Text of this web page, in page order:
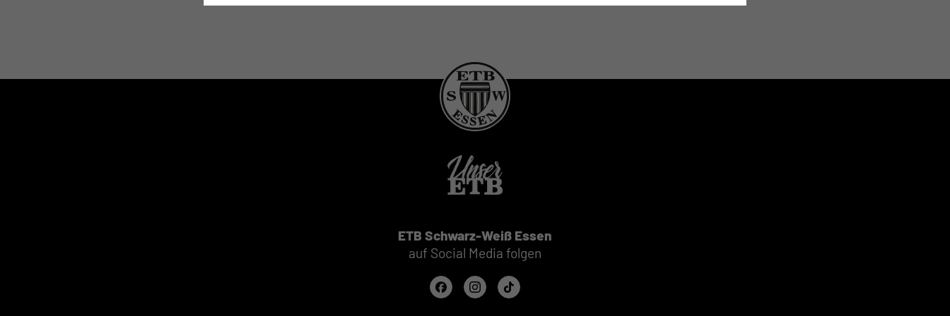
ETB Schwarz-Weiß Essen
auf Social Media folgen